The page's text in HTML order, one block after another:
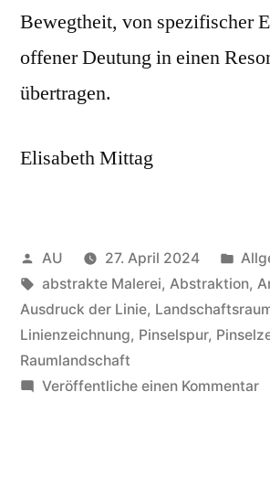
Bewegtheit, von spezifischer
offener Deutung in einen
übertragen.
Elisabeth Mittag
Veröffentlicht
von
AU 27. April 2024
in
Schlagwörter:
abstrakte Malerei, Abstraktion,
Ausdruck der Linie,
Linienzeichnung, Pinselspur,
Raumlandschaft
Veröffentliche einen Kommentarzu